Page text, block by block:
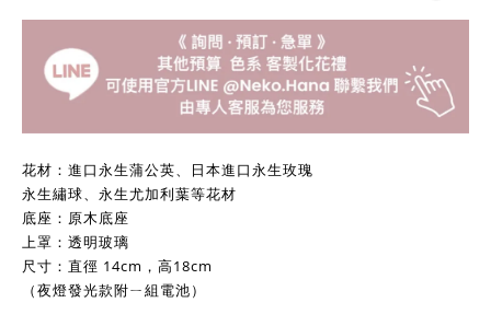
花材：進口永生蒲公英、日本進口永生玫瑰
永生繡球、永生尤加利葉等花材
底座：原木底座
上罩：透明玻璃
尺寸：直徑 14cm，高18cm
（夜燈發光款附ㄧ組電池）